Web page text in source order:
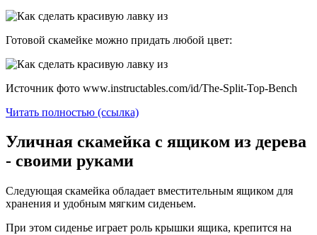
Готовой скамейке можно придать любой цвет:
Источник фото www.instructables.com/id/The-Split-Top-Bench
Читать полностью (ссылка)
Уличная скамейка с ящиком из дерева
- своими руками
Следующая скамейка обладает вместительным ящиком для
хранения и удобным мягким сиденьем.
При этом сиденье играет роль крышки ящика, крепится на